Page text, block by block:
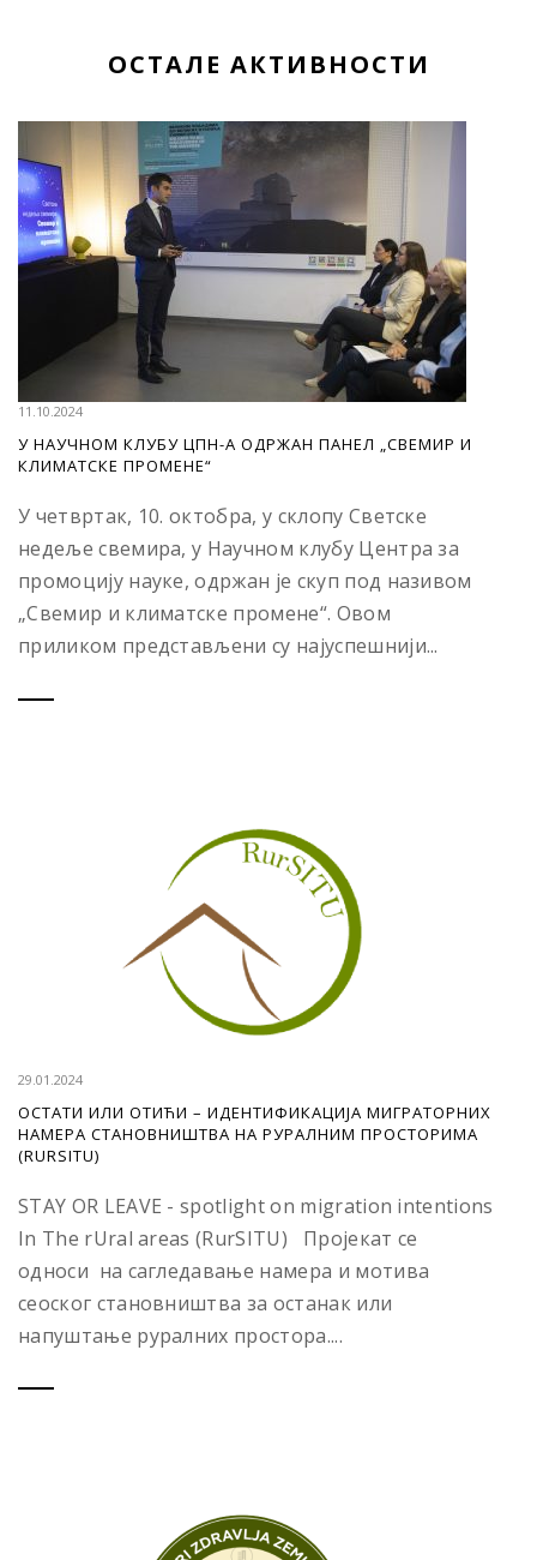
ОСТАЛЕ АКТИВНОСТИ
11.10.2024
У НАУЧНОМ КЛУБУ ЦПН-А ОДРЖАН ПАНЕЛ „СВЕМИР И
КЛИМАТСКЕ ПРОМЕНЕ“
У четвртак, 10. октобра, у склопу Светске
недеље свемира, у Научном клубу Центра за
промоцију науке, одржан је скуп под називом
„Свемир и климатске промене“. Овом
приликом представљени су најуспешнији...
29.01.2024
ОСТАТИ ИЛИ ОТИЋИ – ИДЕНТИФИКАЦИЈА МИГРАТОРНИХ
НАМЕРА СТАНОВНИШТВА НА РУРАЛНИМ ПРОСТОРИМА
(RURSITU)
STAY OR LEAVE - spotlight on migration intentions
In The rUral areas (RurSITU) Пројекат се
односи на сагледавање намера и мотива
сеоског становништва за останак или
напуштање руралних простора....